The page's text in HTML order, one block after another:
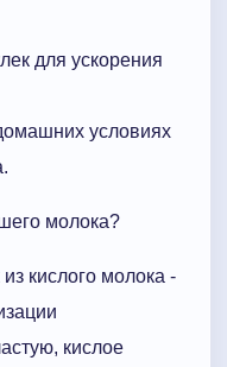
для ускорения
условиях
молока?
кислого молока -
кислое